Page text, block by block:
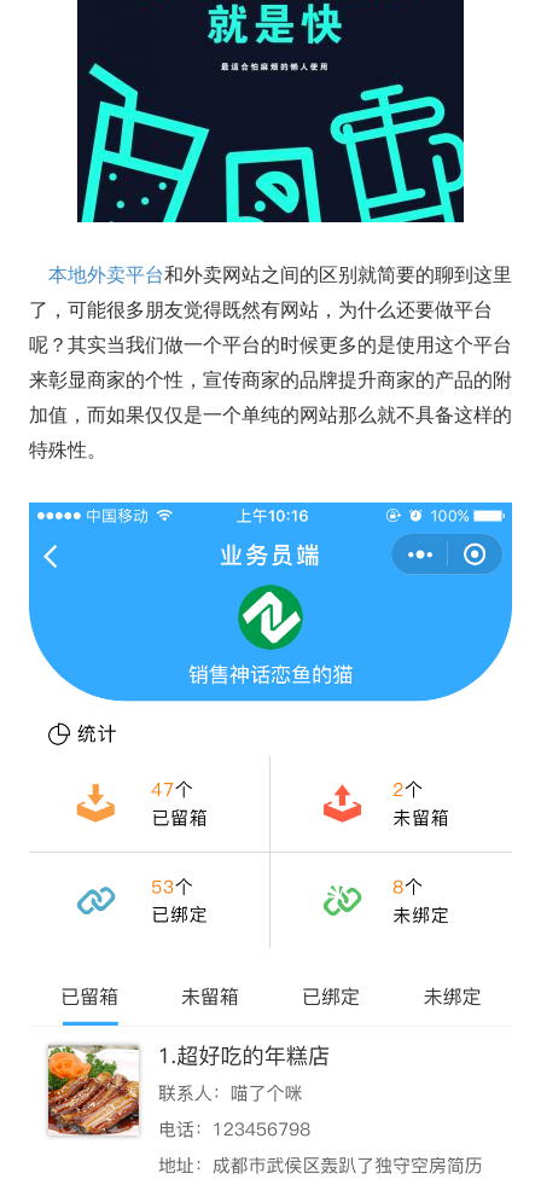
本地外卖平台和外卖网站之间的区别就简要的聊到这里
了，可能很多朋友觉得既然有网站，为什么还要做平台
呢？其实当我们做一个平台的时候更多的是使用这个平台
来彰显商家的个性，宣传商家的品牌提升商家的产品的附
加值，而如果仅仅是一个单纯的网站那么就不具备这样的
特殊性。